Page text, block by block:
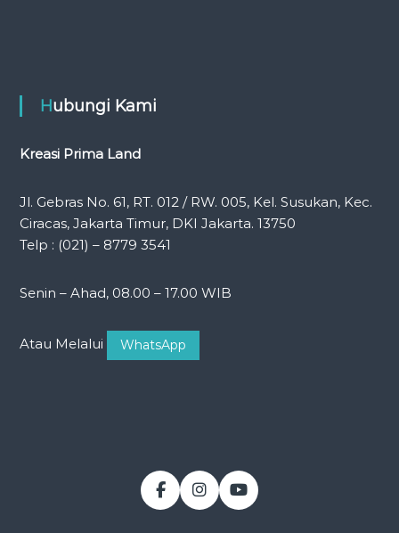
Hubungi Kami
Kreasi Prima Land
Jl. Gebras No. 61, RT. 012 / RW. 005, Kel. Susukan, Kec.
Ciracas, Jakarta Timur, DKI Jakarta. 13750
Telp : (021) – 8779 3541
Senin – Ahad, 08.00 – 17.00 WIB
Atau Melalui WhatsApp